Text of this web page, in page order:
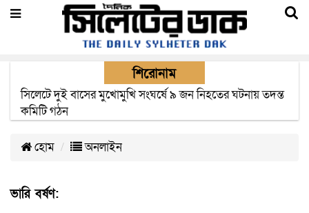
শিরোনাম
সিলেটে সড়ক দুর্ঘটনায় নিহতদের পরিবার পাচ্ছে ৫ লাখ টাকা করে
সরকারি অনুদান
হোম অনলাইন
ভারি বর্ষণ: